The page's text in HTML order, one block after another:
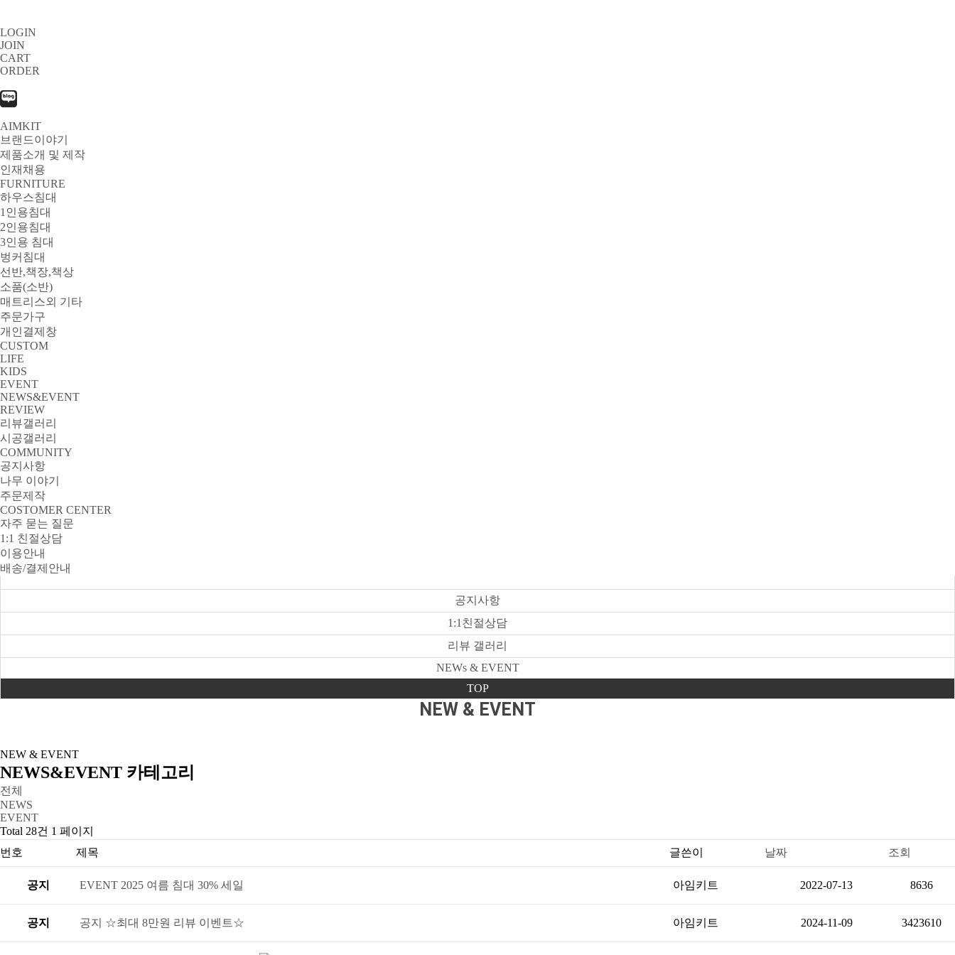
LOGIN
JOIN
CART
ORDER
AIMKIT
브랜드이야기
제품소개 및 제작
인재채용
FURNITURE
하우스침대
1인용침대
2인용침대
3인용 침대
벙커침대
선반,책장,책상
소품(소반)
매트리스외 기타
주문가구
개인결제창
CUSTOM
LIFE
KIDS
EVENT
NEWS&EVENT
REVIEW
리뷰갤러리
시공갤러리
COMMUNITY
공지사항
나무 이야기
주문제작
COSTOMER CENTER
자주 묻는 질문
1:1 친절상담
이용안내
배송/결제안내
공지사항
1:1친절상담
리뷰 갤러리
NEWs & EVENT
TOP
NEW & EVENT
NEW & EVENT
NEWS&EVENT 카테고리
전체
NEWS
EVENT
Total 28건 1 페이지
번호
제목 글쓴이 날짜 조회
공지 EVENT 2025 여름 침대 30% 세일 아임키트 2022-07-13 8636
공지 공지 ☆최대 8만원 리뷰 이벤트☆ 아임키트 2024-11-09 3423610